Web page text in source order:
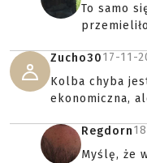
To samo
Zucho3017-11-
Kolba chyba
ekonomiczna,
Regdorn
Myślę, że